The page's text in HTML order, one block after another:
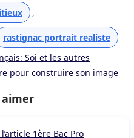
,
rastignac portrait realiste
Soi et les autres
pour construire son image
aimer